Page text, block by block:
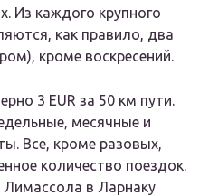
Из каждого крупного
как правило, два
кроме воскресений.
3 EUR за 50 км пути.
месячные и
Все, кроме разовых,
количество поездок.
Лимассола в Ларнаку